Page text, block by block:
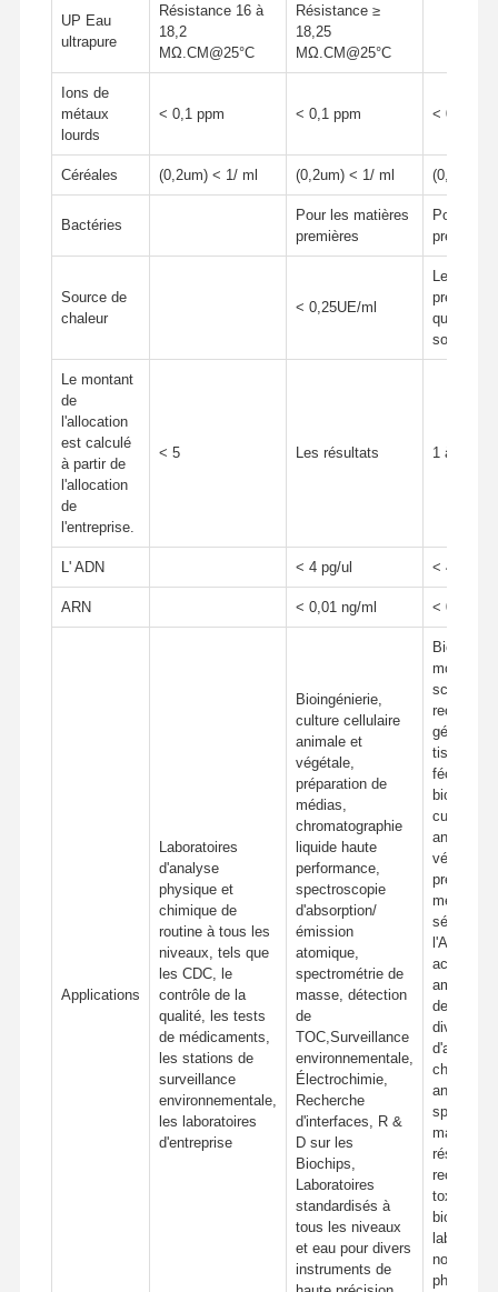
UP Eau
ultrapure
Résistance 16 à
18,2
MΩ.CM@25°C
Résistance ≥
18,25
MΩ.CM@25°C
Ions de
métaux
lourds
< 0,1 ppm < 0,1 ppm < 0,1 ppm
Céréales (0,2um) < 1/ ml (0,2um) < 1/ ml (0,2um)
Bactéries
Pour les matières
premières
Pour les
premières
Source de
chaleur
< 0,25UE/ml
Le
présent
quantité
souhaitée.
Le montant
de
l'allocation
est calculé
à partir de
l'allocation
de
l'entreprise.
< 5 Les résultats 1 à 3
L' ADN < 4 pg/ul < 4 pg/ul
ARN < 0,01 ng/ml < 0,01
Applications
Laboratoires
d'analyse
physique et
chimique de
routine à tous les
niveaux, tels que
les CDC, le
contrôle de la
qualité, les tests
de médicaments,
les stations de
surveillance
environnementale,
les laboratoires
d'entreprise
Bioingénierie,
culture cellulaire
animale et
végétale,
préparation de
médias,
chromatographie
liquide haute
performance,
spectroscopie
d'absorption/
émission
atomique,
spectrométrie de
masse, détection
de
TOC,Surveillance
environnementale,
Électrochimie,
Recherche
d'interfaces, R &
D sur les
Biochips,
Laboratoires
standardisés à
tous les niveaux
et eau pour divers
instruments de
Biologie
sciences
recherche
tissulaire,
culture
animale et
végétale,
médias,
l'ADN,
acides
des
divers
d'analyse
analyse
masse
résolution,